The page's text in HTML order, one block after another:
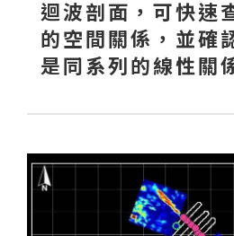
迴波剖面，可快速
的空間關係，並確
是同系列的線性關